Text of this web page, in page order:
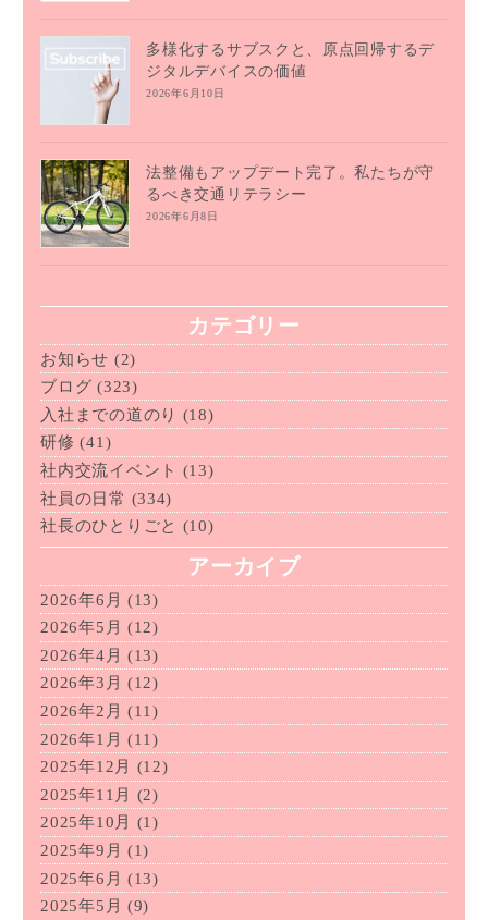
多様化するサブスクと、原点回帰するデ
ジタルデバイスの価値
2026年6月10日
法整備もアップデート完了。私たちが守
るべき交通リテラシー
2026年6月8日
カテゴリー
お知らせ (2)
ブログ (323)
入社までの道のり (18)
研修 (41)
社内交流イベント (13)
社員の日常 (334)
社長のひとりごと (10)
アーカイブ
2026年6月 (13)
2026年5月 (12)
2026年4月 (13)
2026年3月 (12)
2026年2月 (11)
2026年1月 (11)
2025年12月
(12)
2025年11月
(2)
2025年10月
(1)
2025年9月 (1)
2025年6月 (13)
2025年5月 (9)